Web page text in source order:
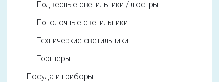
Подвесные светильники / люстры
Потолочные светильники
Технические светильники
Торшеры
Посуда и приборы